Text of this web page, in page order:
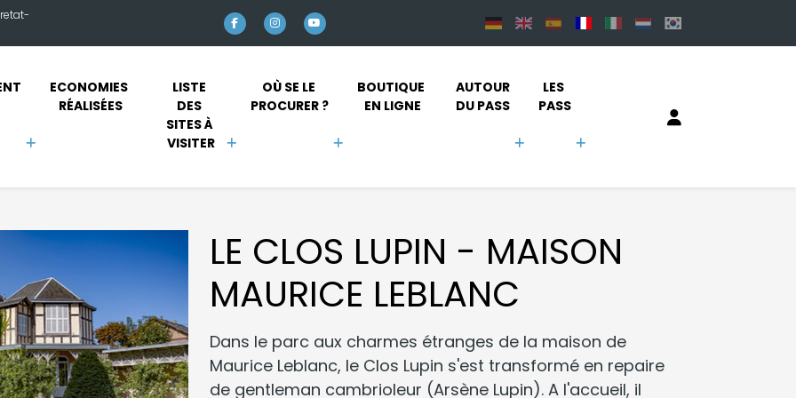
ECONOMIES
RÉALISÉES
LISTE
DES
SITES À
VISITER
OÙ SE LE
PROCURER ?
BOUTIQUE
EN LIGNE
AUTOUR
DU PASS
LES
PASS
LE CLOS LUPIN - MAISON
MAURICE LEBLANC
Dans le parc aux charmes étranges de la maison de
Maurice Leblanc, le Clos Lupin s'est transformé en repaire
de gentleman cambrioleur (Arsène Lupin). A l'accueil, il